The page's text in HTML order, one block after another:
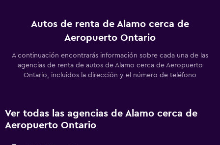
Autos de renta de Alamo cerca de
Aeropuerto Ontario
A continuación encontrarás información sobre cada una de las
agencias de renta de autos de Alamo cerca de Aeropuerto
Ontario, incluidos la dirección y el número de teléfono
Ver todas las agencias de Alamo cerca de
Aeropuerto Ontario